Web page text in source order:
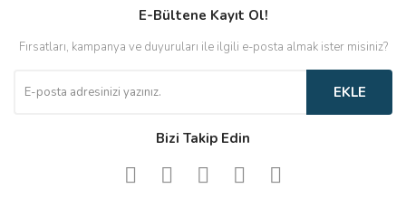
E-Bültene Kayıt Ol!
Fırsatları, kampanya ve duyuruları ile ilgili e-posta almak ister misiniz?
EKLE
Bizi Takip Edin